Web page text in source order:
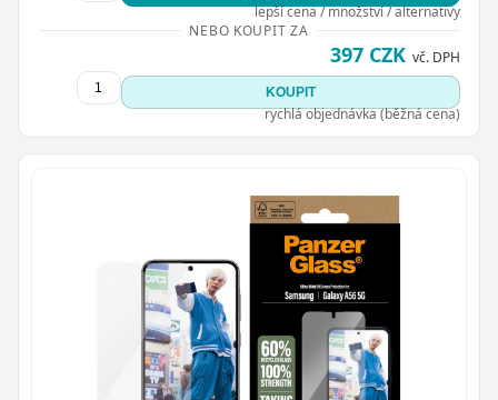
lepší cena / množství / alternativy
NEBO KOUPIT ZA
397 CZK vč. DPH
KOUPIT
rychlá objednávka (běžná cena)